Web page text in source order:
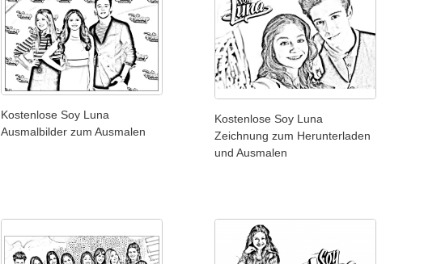
Kostenlose Soy Luna
Ausmalbilder zum Ausmalen
Kostenlose Soy Luna
Zeichnung zum Herunterladen
und Ausmalen